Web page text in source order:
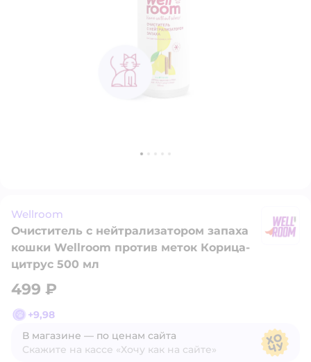
Wellroom
Очиститель с нейтрализатором запаха
кошки Wellroom против меток Корица-
цитрус 500 мл
499 ₽
+9,98
В магазине — по ценам сайта
Скажите на кассе «Хочу как на сайте»